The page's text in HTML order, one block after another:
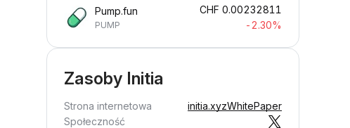
Pump.fun
PUMP
CHF 0.00232811
-2.30%
Zasoby Initia
Strona internetowa initia.xyzWhitePaper
Społeczność